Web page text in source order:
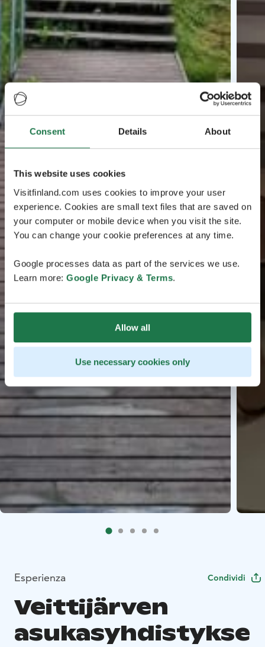
Consent Details About
This website uses cookies
Visitfinland.com uses cookies to improve your user
experience. Cookies are small text files that are saved on
your computer or mobile device when you visit the site.
You can change your cookie preferences at any time.
Google processes data as part of the services we use.
Learn more: Google Privacy & Terms.
Allow all
Use necessary cookies only
Esperienza Condividi
Veittijärven
asukasyhdistykse